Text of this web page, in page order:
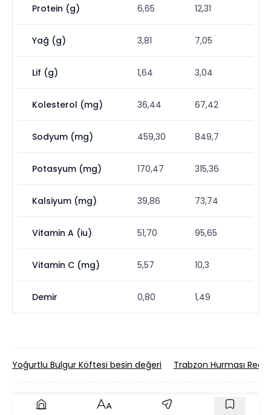
Protein (g) 6,65 12,31
Yağ (g) 3,81 7,05
Lif (g) 1,64 3,04
Kolesterol (mg) 36,44 67,42
Sodyum (mg) 459,30 849,7
Potasyum (mg) 170,47 315,36
Kalsiyum (mg) 39,86 73,74
Vitamin A (iu) 51,70 95,65
Vitamin C (mg) 5,57 10,3
Demir 0,80 1,49
Yoğurtlu Bulgur Köftesi besin değeri Trabzon Hurması